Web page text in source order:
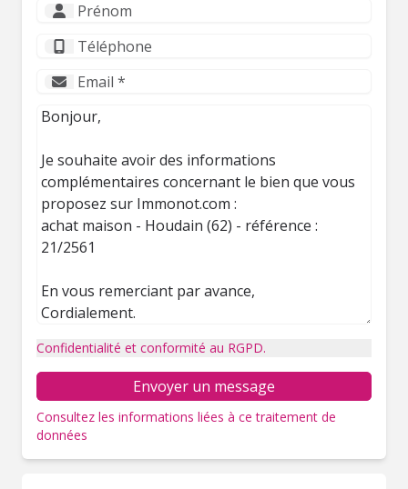
Confidentialité et conformité au RGPD.
Envoyer un message
Consultez les informations liées à ce traitement de
données